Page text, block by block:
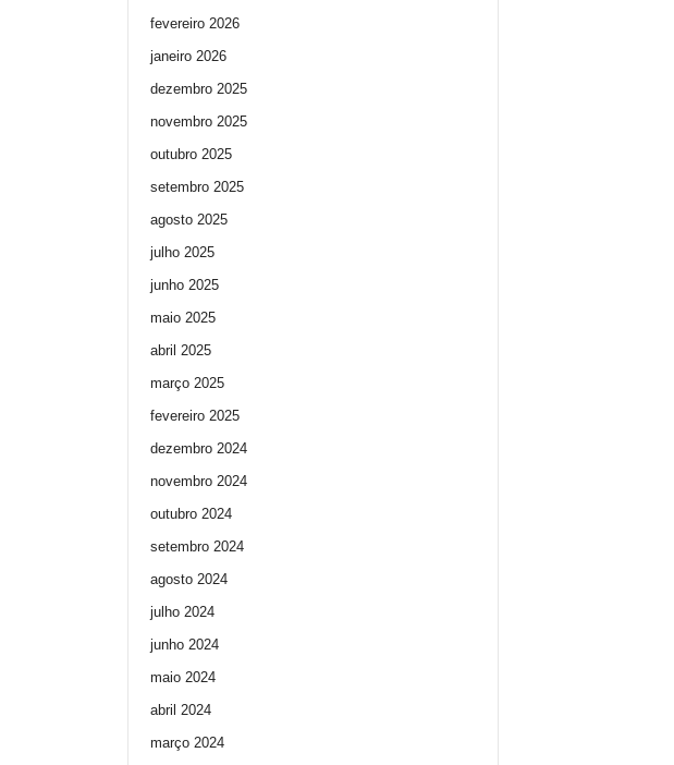
fevereiro 2026
janeiro 2026
dezembro 2025
novembro 2025
outubro 2025
setembro 2025
agosto 2025
julho 2025
junho 2025
maio 2025
abril 2025
março 2025
fevereiro 2025
dezembro 2024
novembro 2024
outubro 2024
setembro 2024
agosto 2024
julho 2024
junho 2024
maio 2024
abril 2024
março 2024